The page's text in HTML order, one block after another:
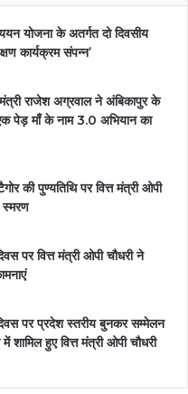
योजना के अतर्गत दो दिवसीय
कार्यक्रम संपन्न’
राजेश अग्रवाल ने अंबिकापुर के
एक पेड़ माँ के नाम 3.0 अभियान का
की पुण्यतिथि पर वित्त मंत्री ओपी
स्मरण
पर वित्त मंत्री ओपी चौधरी ने
पर प्रदेश स्तरीय बुनकर सम्मेलन
शामिल हुए वित्त मंत्री ओपी चौधरी